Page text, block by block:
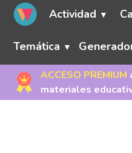
Actividad
Temática
ACCESO PREMIUM
materiales